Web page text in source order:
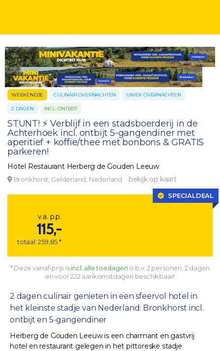
WEEKENDJE CULINAIR OVERNACHTEN UNIEK OVERNACHTEN
2 DAGEN INCL. ONTBIJT
STUNT! ⚡ Verblijf in een stadsboerderij in de
Achterhoek incl. ontbijt 5-gangendiner met
aperitief + koffie/thee met bonbons & GRATIS
parkeren!
Hotel Restaurant Herberg de Gouden Leeuw
Bronkhorst, Gelderland, Nederland bekijk op kaart
SPECIALDEAL
v.a. p.p.
115,-
totaal: 259,85 *
* Deze vanaf-prijs isincl. alle toeslagen o.b.v. 2 personen, 2 dagen
en voor 222 aankomstdagen beschikbaar!
2 dagen culinair genieten in een sfeervol hotel in
het kleinste stadje van Nederland: Bronkhorst incl.
ontbijt en 5-gangendiner
Herberg de Gouden Leeuw is een charmant en gastvrij
hotel en restaurant gelegen in het pittoreske stadje